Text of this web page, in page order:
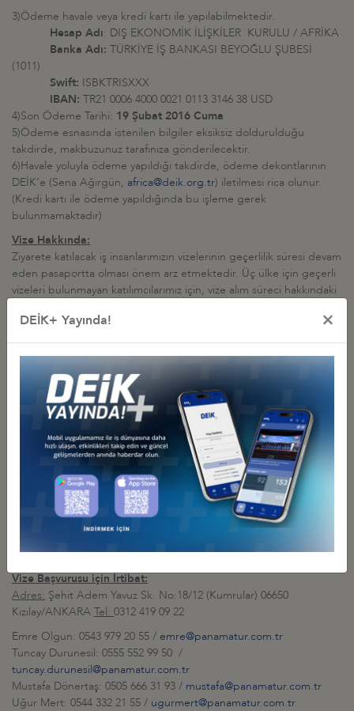
3)Ödeme havale veya kredi kartı ile yapılabilmektedir.
Hesap Adı: DIŞ EKONOMİK İLİŞKİLER KURULU / AFRİKA
Banka Adı: TÜRKİYE İŞ BANKASI BEYOĞLU ŞUBESİ
(1011)
Swift: ISBKTRISXXX
IBAN: TR21 0006 4000 0021 0113 3146 38 USD
4)Son Ödeme Tarihi: 19 Şubat 2016 Cuma
5)Ödeme esnasında istenilen bilgiler eksiksiz doldurulduğu
takdirde, makbuzunuz tarafınıza gönderilecektir.
6)Havale yoluyla ödeme yapıldığı takdirde, ödeme dekontlarının
DEİK’e (Sena Ağırgün, africa@deik.org.tr) iletilmesi rica olunur.
(Kredi kartı ile ödeme yapıldığında bu işleme gerek
bulunmamaktadır)
Vize Hakkında:
Ziyarete katılacak iş insanlarımızın vizelerinin geçerlilik süresi devam
eden pasaportta olması önem arz etmektedir. Üç ülke için geçerli
vizeleri bulunmayan katılımcılarımız için, vize alım süreci hakkındaki
Anılan ülkeler için sarıhumma aşısı gerekmekte olup, aşı
kartlarının taşınması zaruridir. Sarıhumma aşısı ücretsiz olarak Sağlık
Bakanlığı Hudut ve Sahiller Sağlık Genel Müdürlüğü’ne
www.seyahatsagligi.gov.tr ) bağlı seyahat sağlığı merkezlerinde
yapılmaktadır.
Gerekli Evraklar:
Pasaportun Aslı (en az detaylı 6 ay geçerli)
Arkafonu Beyaz 8 Adet Fotoğraf (4 Adet Gana, 2 Adet Fildişi
Sahilleri, 2 Adet Nijerya için gereklidir)
Uluslararası Aşı Karnesi Aslı (Sarı Humma Aşısı olmadığı
takdirde kabul edilmemektedir)
3 Ülkenin de Ülke Giriş Formları Panama Tur tarafından
katılımcılar adına doldurulacaktır.
Vize Başvurusu için İrtibat:
Adres: Şehit Adem Yavuz Sk. No:18/12 (Kumrular) 06650
Kızılay/ANKARA Tel: 0312 419 09 22
Emre Olgun: 0543 979 20 55 / emre@panamatur.com.tr
Tuncay Durunesil: 0555 552 99 50 /
tuncay.durunesil@panamatur.com.tr
Mustafa Dönertaş: 0505 666 31 93 / mustafa@panamatur.com.tr
Uğur Mert: 0544 332 21 55 / ugurmert@panamatur.com.tr
DEİK+ Yayında! ×